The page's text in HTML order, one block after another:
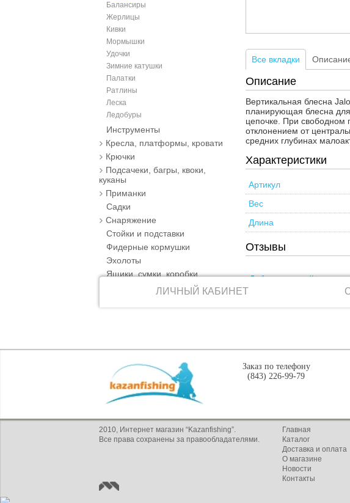
Балансиры
Жерлицы
Кивки
Мормышки
Удочки
Зимние катушки
Палатки
Ратлины
Леска
Ледобуры
Инструменты
Кресла, платформы, кровати
Крючки
Подсачеки, багры, квоки,
куканы
Приманки
Садки
Снаряжение
Стойки и подставки
Фидерные кормушки
Эхолоты
Ящики, сумки, коробки
Все вкладки
Описание
Вертикальная блесна
планирующая блесна
цепочке. При свободном
отклонением от
средних глубинах
Характеристики
Артикул
Вес
Длина
Отзывы
Добавить новый
ЛИЧНЫЙ КАБИНЕТ
Заказ по телефону
(843) 226-99-79
2010, Интернет магазин “Kazanfishing”.
Все права сохранены за правообладателями.
Главная
Каталог
Доставка и оплата
О магазине
Новости
Контакты